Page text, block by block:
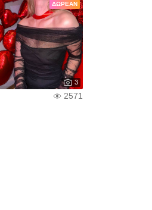
ΔΩΡΕΆΝ
3
2571